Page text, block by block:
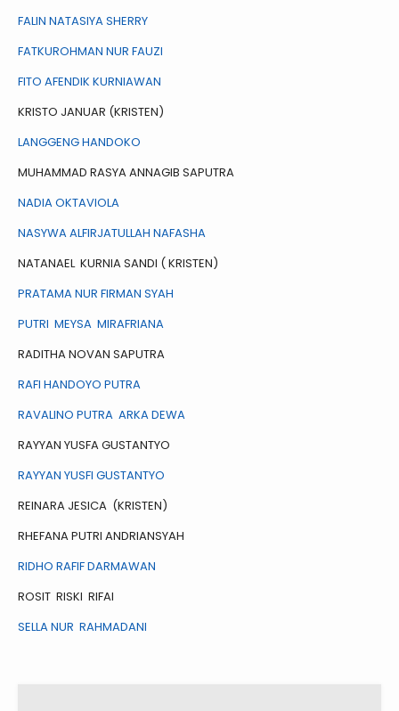
FALIN NATASIYA SHERRY
FATKUROHMAN NUR FAUZI
FITO AFENDIK KURNIAWAN
KRISTO JANUAR (KRISTEN)
LANGGENG HANDOKO
MUHAMMAD RASYA ANNAGIB SAPUTRA
NADIA OKTAVIOLA
NASYWA ALFIRJATULLAH NAFASHA
NATANAEL KURNIA SANDI ( KRISTEN)
PRATAMA NUR FIRMAN SYAH
PUTRI MEYSA MIRAFRIANA
RADITHA NOVAN SAPUTRA
RAFI HANDOYO PUTRA
RAVALINO PUTRA ARKA DEWA
RAYYAN YUSFA GUSTANTYO
RAYYAN YUSFI GUSTANTYO
REINARA JESICA (KRISTEN)
RHEFANA PUTRI ANDRIANSYAH
RIDHO RAFIF DARMAWAN
ROSIT RISKI RIFAI
SELLA NUR RAHMADANI